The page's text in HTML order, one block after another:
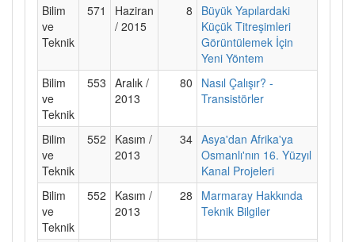
Bilim
ve
Teknik
571
Haziran
/ 2015
8
Büyük Yapılardaki
Küçük Titreşimleri
Görüntülemek İçin
Yeni Yöntem
Bilim
ve
Teknik
553 Aralık /
2013
80
Nasıl Çalışır? -
Transistörler
Bilim
ve
Teknik
552
Kasım /
2013
34 Asya'dan Afrika'ya
Osmanlı'nın 16. Yüzyıl
Kanal Projeleri
Bilim
ve
Teknik
552
Kasım /
2013
28
Marmaray Hakkında
Teknik Bilgiler